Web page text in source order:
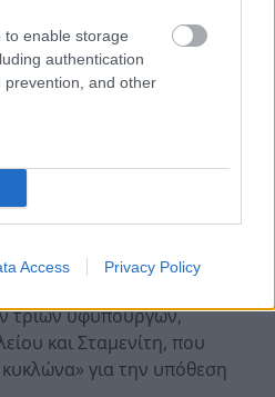
to enable storage
authentication
and other
Access Privacy Policy
με την
τον Κυριάκο
τριών υφυπουργών,
και Σταμενίτη, που
για την υπόθεση